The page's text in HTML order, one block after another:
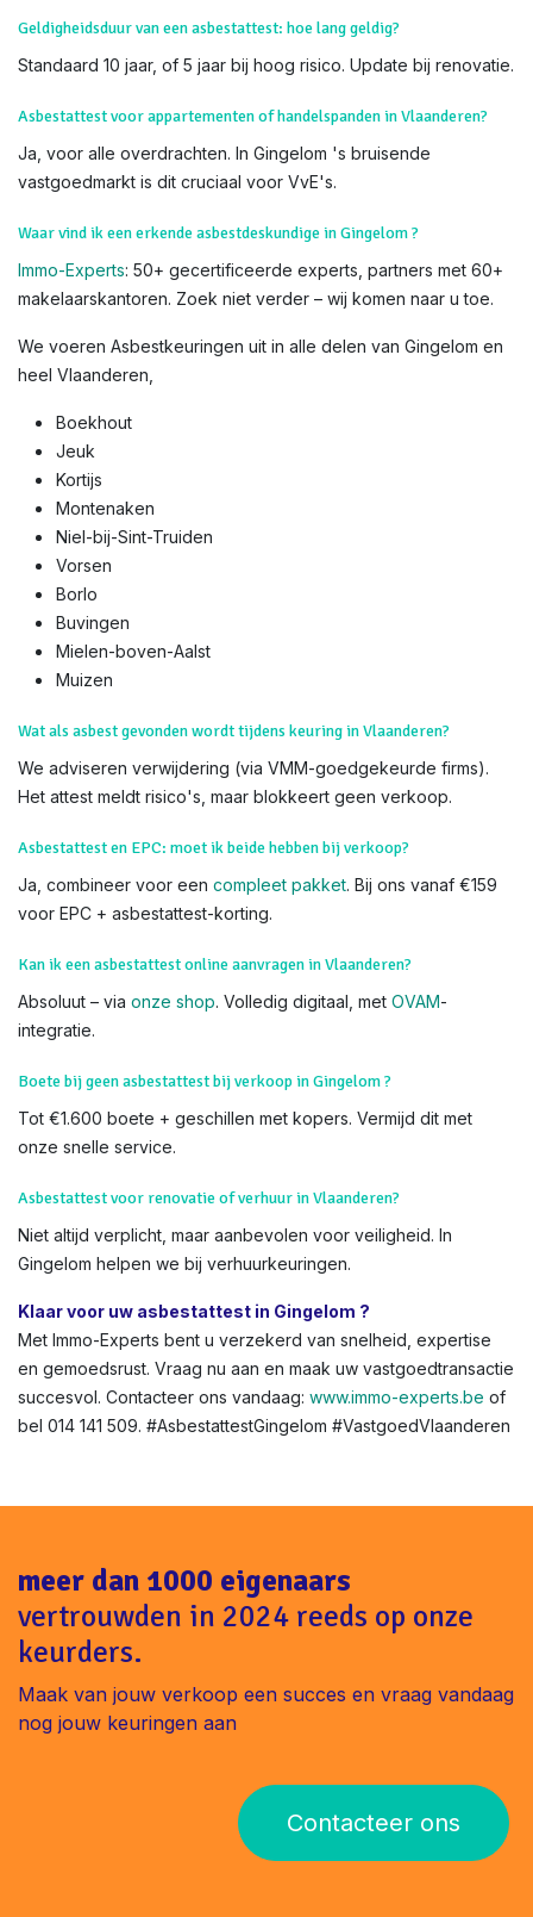
Geldigheidsduur van een asbestattest: hoe lang geldig?
Standaard 10 jaar, of 5 jaar bij hoog risico. Update bij renovatie.
Asbestattest voor appartementen of handelspanden in Vlaanderen?
Ja, voor alle overdrachten. In Gingelom 's bruisende
vastgoedmarkt is dit cruciaal voor VvE's.
Waar vind ik een erkende asbestdeskundige in Gingelom ?
Immo-Experts: 50+ gecertificeerde experts, partners met 60+
makelaarskantoren. Zoek niet verder – wij komen naar u toe.
We voeren Asbestkeuringen uit in alle delen van Gingelom en
heel Vlaanderen,
Boekhout
Jeuk
Kortijs
Montenaken
Niel-bij-Sint-Truiden
Vorsen
Borlo
Buvingen
Mielen-boven-Aalst
Muizen​
Wat als asbest gevonden wordt tijdens keuring in Vlaanderen?
We adviseren verwijdering (via VMM-goedgekeurde firms).
Het attest meldt risico's, maar blokkeert geen verkoop.
Asbestattest en EPC: moet ik beide hebben bij verkoop?
Ja, combineer voor een compleet pakket. Bij ons vanaf €159
voor EPC + asbestattest-korting.
Kan ik een asbestattest online aanvragen in Vlaanderen?
Absoluut – via onze shop. Volledig digitaal, met OVAM-
integratie.
Boete bij geen asbestattest bij verkoop in Gingelom ?
Tot €1.600 boete + geschillen met kopers. Vermijd dit met
onze snelle service.
Asbestattest voor renovatie of verhuur in Vlaanderen?
Niet altijd verplicht, maar aanbevolen voor veiligheid. In
Gingelom helpen we bij verhuurkeuringen.
Klaar voor uw asbestattest in Gingelom ?
Met Immo-Experts bent u verzekerd van snelheid, expertise
en gemoedsrust. Vraag nu aan en maak uw vastgoedtransactie
succesvol. Contacteer ons vandaag: www.immo-experts.be of
bel 014 141 509. #AsbestattestGingelom #VastgoedVlaanderen
meer dan 1000 eigenaars
vertrouwden in 2024 reeds op onze
keurders.
Maak van jouw verkoop een succes en vraag vandaag
nog jouw keuringen aan
Contacteer ons